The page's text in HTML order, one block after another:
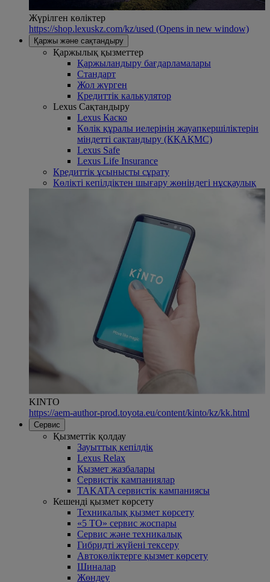
Жүрілген көліктер
https://shop.lexuskz.com/kz/used (Opens in new window)
Қаржы және сақтандыру
Қаржылық қызметтер
Қаржыландыру бағдарламалары
Стандарт
Жол жүрген
Кредиттік калькулятор
Lexus Сақтандыру
Lexus Каско
Көлік құралы иелерінің жауапкершіліктерін
міндетті сақтандыру (КҚАҚМС)
Lexus Safe
Lexus Life Insurance
Кредиттік ұсынысты сұрату
Көлікті кепілдіктен шығару жөніндегі нұсқаулық
KINTO
https://aem-author-prod.toyota.eu/content/kinto/kz/kk.html
Сервис
Қызметтік қолдау
Зауыттық кепілдік
Lexus Relax
Қызмет жазбалары
Сервистік кампаниялар
TAKATA сервистік кампаниясы
Кешенді қызмет көрсету
Техникалық қызмет көрсету
«5 ТО» сервис жоспары
Сервис және техникалық
Гибридті жүйені тексеру
Автокөліктерге қызмет көрсету
Шиналар
Жөндеу